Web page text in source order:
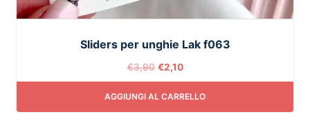
Sliders per unghie Lak f063
€3,90 €2,10
AGGIUNGI AL CARRELLO